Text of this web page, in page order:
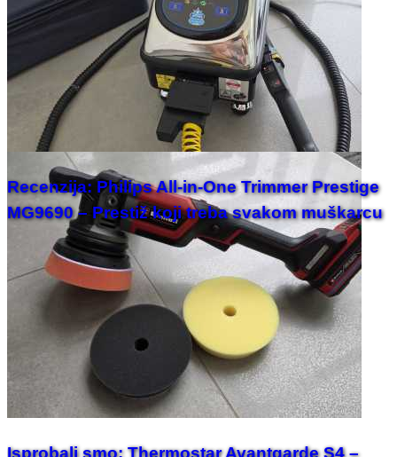
Recenzija: Philips All-in-One Trimmer Prestige
MG9690 – Prestiž koji treba svakom muškarcu
Isprobali smo: Thermostar Avantgarde S4 –